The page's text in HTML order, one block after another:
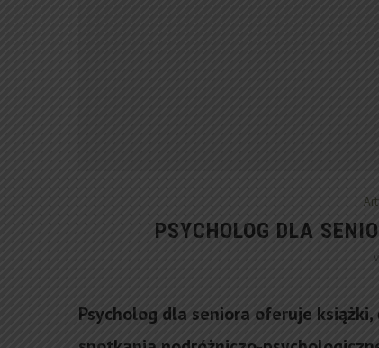
PSYCHOLOG DLA
Psycholog dla seniora oferuje